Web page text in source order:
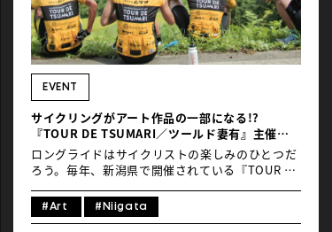
EVENT
サイクリングがアート作品の一部になる!?
『TOUR DE TSUMARI／ツールド妻有』主催
者、建築家・伊藤嘉朗さんインタビュー（前編）
ロングライドはサイクリストの楽しみのひとつだ
ろう。毎年、新潟県で開催されている『TOUR DE
妻有』） は最大で走行距離120kmを走るコー
ス。タイムトライアルではないため、風景や地元
#Art #Niigata